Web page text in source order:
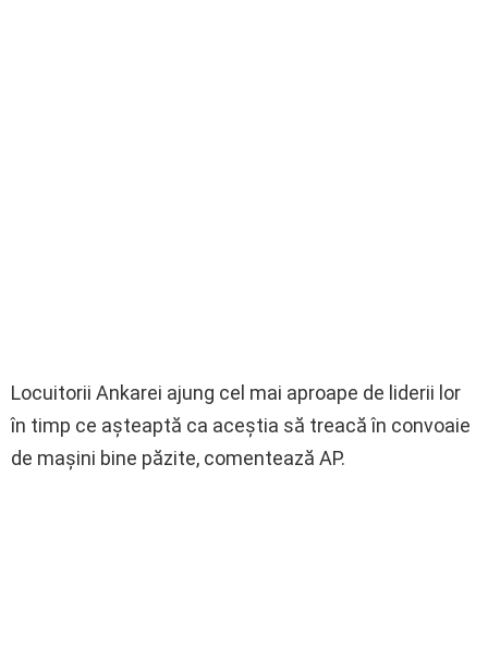
Locuitorii Ankarei ajung cel mai aproape de liderii lor
în timp ce aşteaptă ca aceştia să treacă în convoaie
de maşini bine păzite, comentează AP.